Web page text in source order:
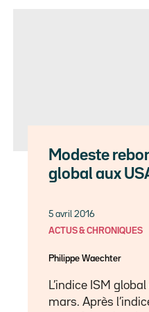
Modeste
global aux
5 avril 2016
ACTUS & CHRONIQUES
Philippe Waechter
L’indice ISM
mars. Après